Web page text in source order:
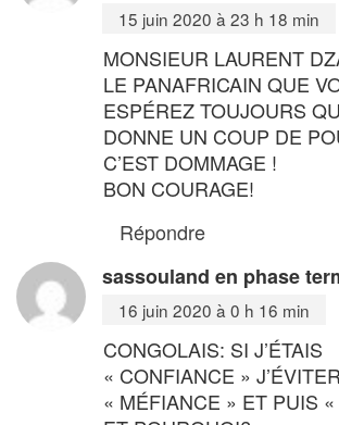
15 juin 2020 à 23 h 18 min
MONSIEUR LAURENT
LE PANAFRICAIN QUE
ESPÉREZ TOUJOURS
DONNE UN COUP DE
C’EST DOMMAGE !
BON COURAGE!
Répondre
sassouland en phase
16 juin 2020 à 0 h 16 min
CONGOLAIS: SI J’ÉTAIS
« CONFIANCE »
« MÉFIANCE » ET PUIS